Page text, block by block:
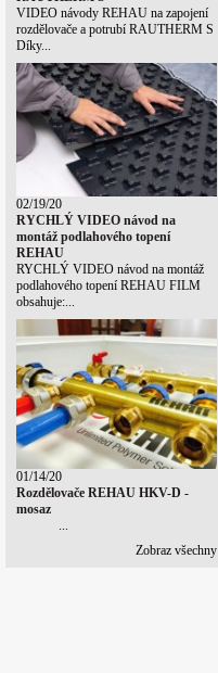
VIDEO návody REHAU na zapojení
rozdělovače a potrubí RAUTHERM S
Díky...
02/19/20
RYCHLÝ VIDEO návod na
montáž podlahového topení
REHAU
RYCHLÝ VIDEO návod na montáž
podlahového topení REHAU FILM
obsahuje:...
01/14/20
Rozdělovače REHAU HKV-D -
mosaz
...
Zobraz všechny